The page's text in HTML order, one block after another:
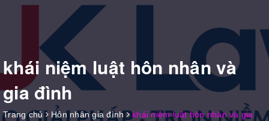
khái niệm luật hôn nhân và
gia đình
Trang chủ Hôn nhân gia đình
khái niệm luật hôn nhân và gia